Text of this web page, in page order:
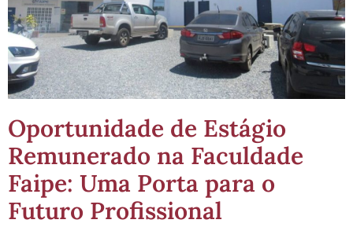
Oportunidade de Estágio
Remunerado na Faculdade
Faipe: Uma Porta para o
Futuro Profissional